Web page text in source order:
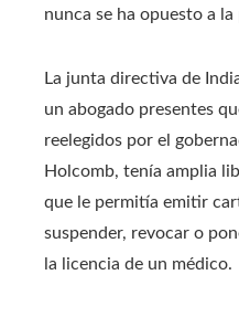
nunca se ha opuesto a
La junta directiva de
un abogado presentes
reelegidos por el
Holcomb, tenía amplia
que le permitía emitir
suspender, revocar o
la licencia de un médico.